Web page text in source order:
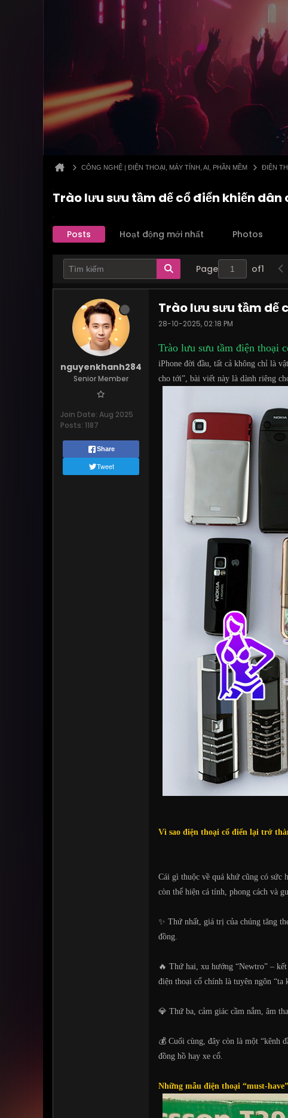
CÔNG NGHỆ | ĐIỆN THOẠI, MÁY TÍNH, AI, PHẦN MỀM ĐIỆN
Trào lưu sưu tầm dế cổ điển khiến dân
Posts Hoạt động mới nhất Photos
Page of1
nguyenkhanh284
Senior Member
Join Date: Aug 2025
Posts: 1187
Share
Tweet
Trào lưu sưu tầm dế
28-10-2025, 02:18 PM
Trào lưu sưu tầm điện thoại
iPhone đời đầu, tất cả không chỉ là
cho tới”, bài viết này là dành riêng
Vì sao điện thoại cổ điển lại trở
Cái gì thuộc về quá khứ cũng có sức
còn thể hiện cá tính, phong cách và
✨ Thứ nhất, giá trị của chúng tăng
đồng.
🔥 Thứ hai, xu hướng “Newtro” –
điện thoại cổ chính là tuyên ngôn “ta
💎 Thứ ba, cảm giác cầm nắm, âm
💰 Cuối cùng, đây còn là một “kênh
đồng hồ hay xe cổ.
Những mẫu điện thoại “must-